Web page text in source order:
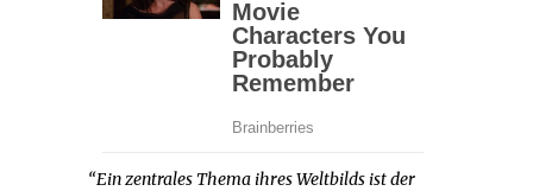
“Ein zentrales Thema ihres Weltbilds ist der